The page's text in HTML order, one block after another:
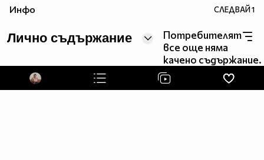
Инфо СЛЕДВАЙ1
Лично съдържание
Потребителят
все още няма
качено съдържание.